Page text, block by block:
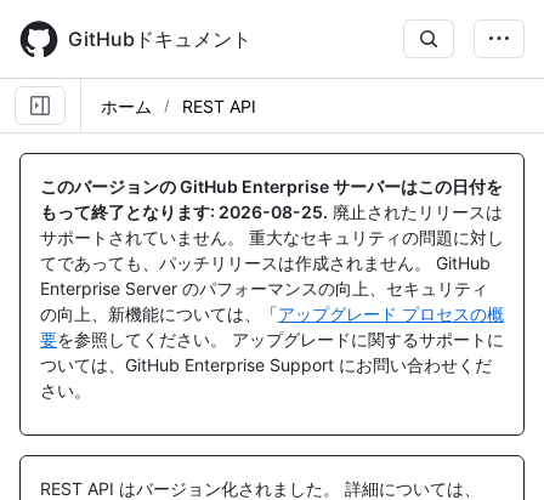
main
content
GitHubドキュメント
ホーム REST API
このバージョンの GitHub Enterprise サーバーはこの日付を
もって終了となります: 2026-08-25. 廃止されたリリースは
サポートされていません。 重大なセキュリティの問題に対し
てであっても、パッチリリースは作成されません。 GitHub
Enterprise Server のパフォーマンスの向上、セキュリティ
の向上、新機能については、「アップグレード プロセスの概
要を参照してください。 アップグレードに関するサポートに
ついては、GitHub Enterprise Support にお問い合わせくだ
さい。
REST API はバージョン化されました。
詳細については、